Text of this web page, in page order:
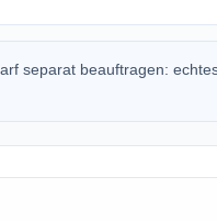
separat beauftragen: